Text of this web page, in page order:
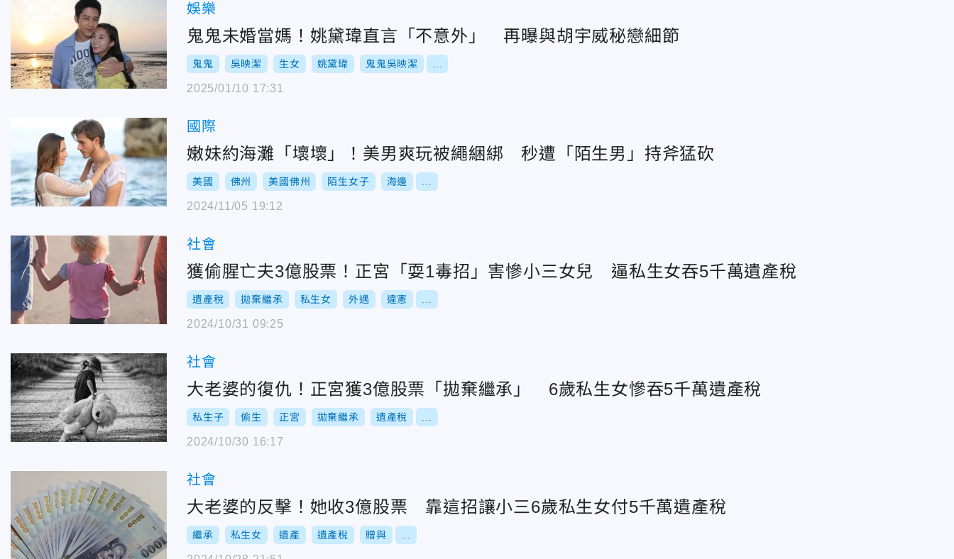
娛樂
鬼鬼未婚當媽！姚黛瑋直言「不意外」 再曝與胡宇威秘戀細節
鬼鬼 吳映潔 生女 姚黛瑋 鬼鬼吳映潔
2025/01/10 17:31
國際
嫩妹約海灘「壞壞」！美男爽玩被繩綑綁 秒遭「陌生男」持斧猛砍
美國 佛州 美國佛州 陌生女子 海邊
2024/11/05 19:12
社會
獲偷腥亡夫3億股票！正宮「耍1毒招」害慘小三女兒 逼私生女吞5千萬遺產稅
遺產稅 拋棄繼承 私生女 外遇 違憲
2024/10/31 09:25
社會
大老婆的復仇！正宮獲3億股票「拋棄繼承」 6歲私生女慘吞5千萬遺產稅
私生子 偷生 正宮 拋棄繼承 遺產稅
2024/10/30 16:17
社會
大老婆的反擊！她收3億股票 靠這招讓小三6歲私生女付5千萬遺產稅
繼承 私生女 遺產 遺產稅 贈與